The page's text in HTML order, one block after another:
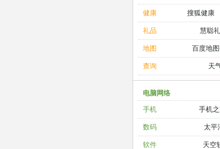
健康 搜狐健康
礼品 慧聪
地图 百度地
查询 天
电脑网络
手机
手机
数码 太平
软件 天空